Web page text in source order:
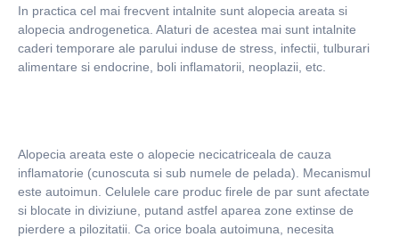
In practica cel mai frecvent intalnite sunt alopecia areata si
alopecia androgenetica. Alaturi de acestea mai sunt intalnite
caderi temporare ale parului induse de stress, infectii, tulburari
alimentare si endocrine, boli inflamatorii, neoplazii, etc.
Alopecia areata este o alopecie necicatriceala de cauza
inflamatorie (cunoscuta si sub numele de pelada). Mecanismul
este autoimun. Celulele care produc firele de par sunt afectate
si blocate in diviziune, putand astfel aparea zone extinse de
pierdere a pilozitatii. Ca orice boala autoimuna, necesita